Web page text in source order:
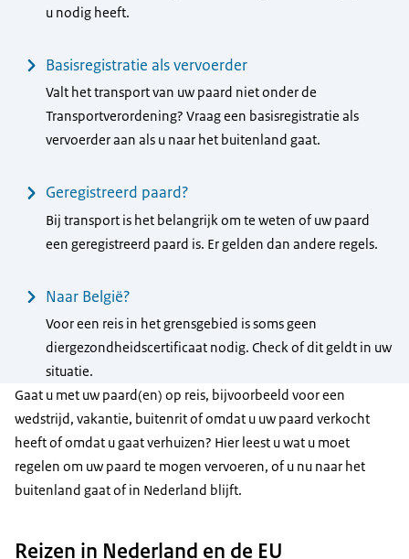
u nodig heeft.
Basisregistratie als vervoerder
Valt het transport van uw paard niet onder de
Transportverordening? Vraag een basisregistratie als
vervoerder aan als u naar het buitenland gaat.
Geregistreerd paard?
Bij transport is het belangrijk om te weten of uw paard
een geregistreerd paard is. Er gelden dan andere regels.
Naar België?
Voor een reis in het grensgebied is soms geen
diergezondheidscertificaat nodig. Check of dit geldt in uw
situatie.
Gaat u met uw paard(en) op reis, bijvoorbeeld voor een
wedstrijd, vakantie, buitenrit of omdat u uw paard verkocht
heeft of omdat u gaat verhuizen? Hier leest u wat u moet
regelen om uw paard te mogen vervoeren, of u nu naar het
buitenland gaat of in Nederland blijft.
Reizen in Nederland en de EU